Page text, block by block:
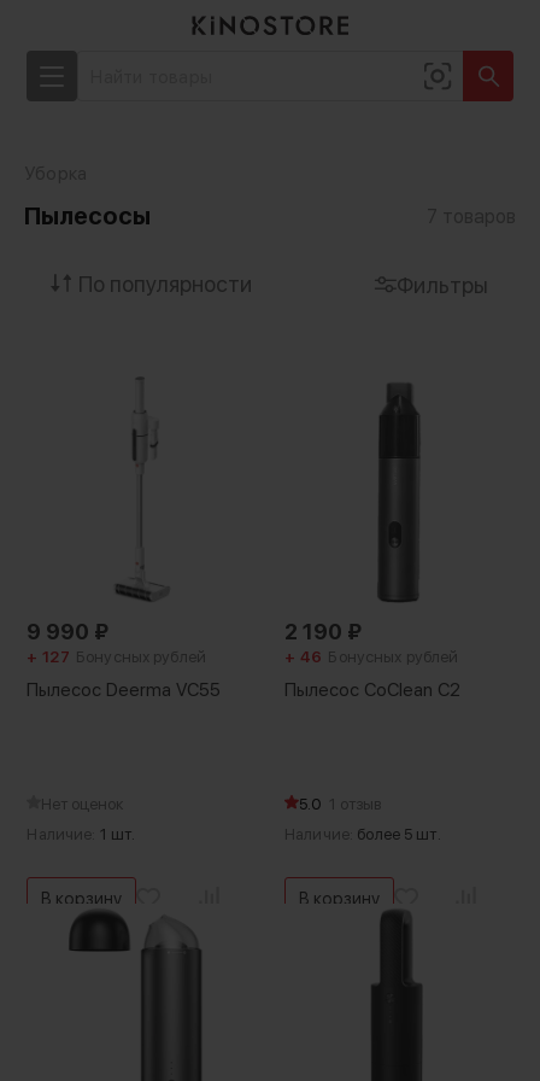
Пылесосы
Фильтры
9 990 ₽
+ 127 Бонусных рублей
Пылесос Deerma VC55
Нет оценок
Наличие: 1 шт.
В корзину
2 190 ₽
+ 46 Бонусных рублей
Пылесос CoClean C2
5.0
1 отзыв
Наличие: более 5 шт.
В корзину